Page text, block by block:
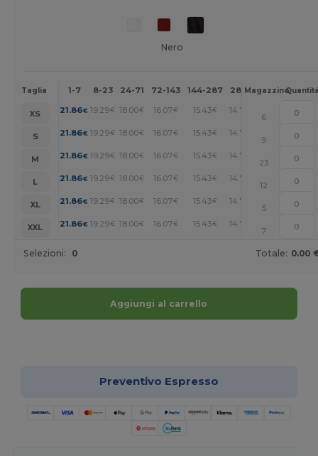
Nero
Taglia 1-7 8-23 24-71 72-143 144-287 288 + Altri
Magazzino
XS 21.86€ 19.29€ 18.00€ 16.07€ 15.43€ 14.78
6
S
21.86€ 19.29€ 18.00€ 16.07€ 15.43€ 14.78
9
M
21.86€ 19.29€ 18.00€ 16.07€ 15.43€ 14.78 +
23
L
21.86€ 19.29€ 18.00€ 16.07€ 15.43€ 14.78 +
12
XL
21.86€ 19.29€ 18.00€ 16.07€ 15.43€ 14.78
5
XXL
21.86€ 19.29€ 18.00€ 16.07€ 15.43€ 14.78
7
Selezioni: 0 Totale: 0.00
Aggiungi al carrello
Preventivo Espresso